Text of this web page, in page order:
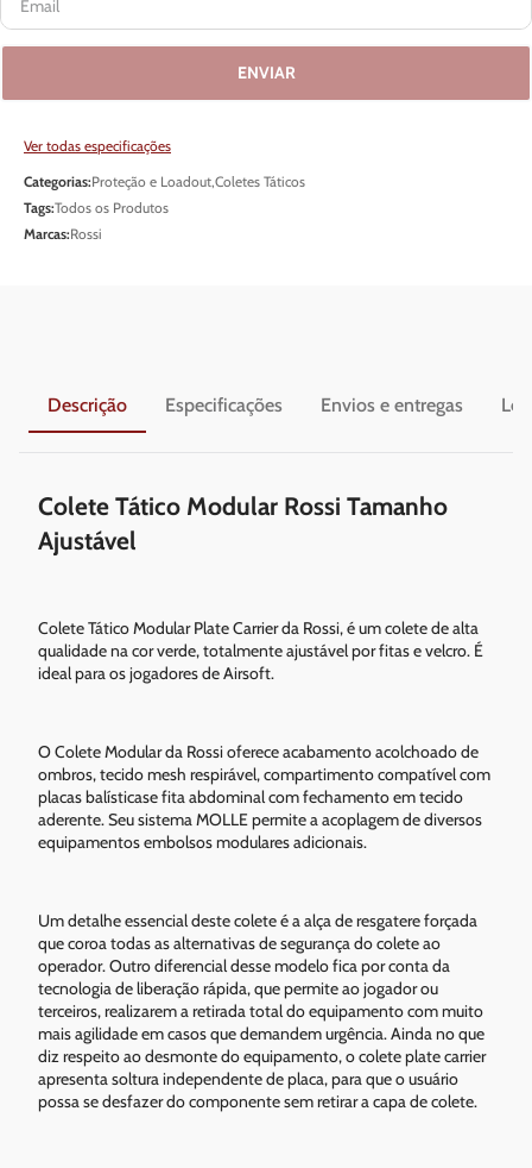
ENVIAR
Ver todas especificações
Categorias:Proteção e Loadout,Coletes Táticos
Tags:Todos os Produtos
Marcas:Rossi
Descrição Especificações Envios e entregas
Colete Tático Modular Rossi Tamanho
Ajustável
Colete Tático Modular Plate Carrier da Rossi, é um colete de alta
qualidade na cor verde, totalmente ajustável por fitas e velcro. É
ideal para os jogadores de Airsoft.
O Colete Modular da Rossi oferece acabamento acolchoado de
ombros, tecido mesh respirável, compartimento compatível com
placas balísticase fita abdominal com fechamento em tecido
aderente. Seu sistema MOLLE permite a acoplagem de diversos
equipamentos embolsos modulares adicionais.
Um detalhe essencial deste colete é a alça de resgatere forçada
que coroa todas as alternativas de segurança do colete ao
operador. Outro diferencial desse modelo fica por conta da
tecnologia de liberação rápida, que permite ao jogador ou
terceiros, realizarem a retirada total do equipamento com muito
mais agilidade em casos que demandem urgência. Ainda no que
diz respeito ao desmonte do equipamento, o colete plate carrier
apresenta soltura independente de placa, para que o usuário
possa se desfazer do componente sem retirar a capa de colete.